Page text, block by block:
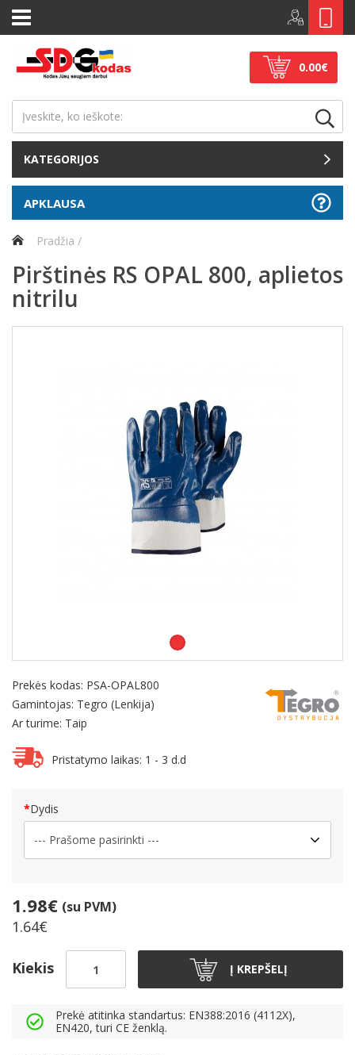
0.00€
KATEGORIJOS
APKLAUSA
Pradžia
Pirštinės RS OPAL 800, aplietos
nitrilu
Prekės kodas: PSA-OPAL800
Gamintojas: Tegro (Lenkija)
Ar turime: Taip
Pristatymo laikas: 1 - 3 d.d
Dydis
1.98€ (su PVM)
1.64€
Kiekis Į KREPŠELĮ
Prekė atitinka standartus: EN388:2016 (4112X),
EN420, turi CE ženklą.